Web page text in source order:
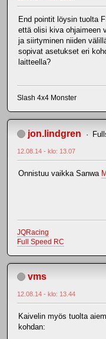
End pointit löysin tuolta
että olisi kiva ohjaimeen
ja siirtyminen niiden
sopivat asetukset eri
laitteella?
Slash 4x4 Monster
jon.lindgren
12.08.14 - klo: 13.07
Onnistuu vaikka Sanwa
JQRacing
Full Speed RC
vms
12.08.14 - klo: 13.44
Kaivelin myös tuolta
kohdan: